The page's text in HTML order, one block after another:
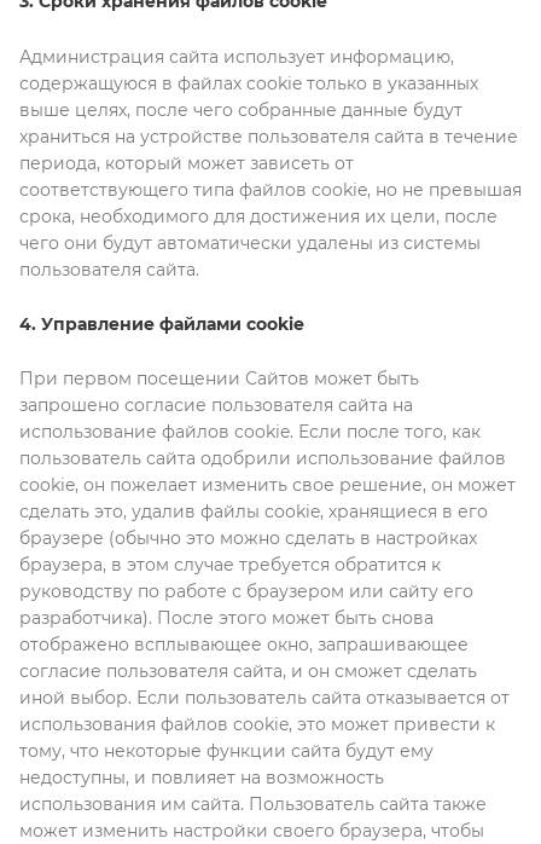
Администрация сайта использует информацию,
содержащуюся в файлах cookie только в указанных
выше целях, после чего собранные данные будут
храниться на устройстве пользователя сайта в течение
периода, который может зависеть от
соответствующего типа файлов cookie, но не превышая
срока, необходимого для достижения их цели, после
чего они будут автоматически удалены из системы
пользователя сайта.
4. Управление файлами cookie
При первом посещении Сайтов может быть
запрошено согласие пользователя сайта на
использование файлов cookie. Если после того, как
пользователь сайта одобрили использование файлов
cookie, он пожелает изменить свое решение, он может
сделать это, удалив файлы cookie, хранящиеся в его
браузере (обычно это можно сделать в настройках
браузера, в этом случае требуется обратится к
руководству по работе с браузером или сайту его
разработчика). После этого может быть снова
отображено всплывающее окно, запрашивающее
согласие пользователя сайта, и он сможет сделать
иной выбор. Если пользователь сайта отказывается от
использования файлов cookie, это может привести к
тому, что некоторые функции сайта будут ему
недоступны, и повлияет на возможность
использования им сайта. Пользователь сайта также
может изменить настройки своего браузера, чтобы